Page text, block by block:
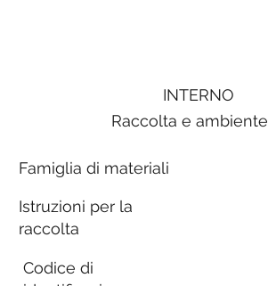
INTERNO
Raccolta e ambiente
Famiglia di materiali
Istruzioni per la
raccolta
Codice di